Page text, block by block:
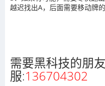
越迟找出A，后面需要移动牌的
需要黑科技的朋
服:136704302